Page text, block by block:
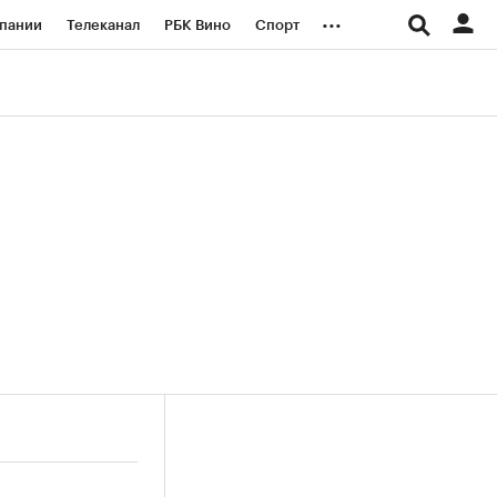
Телеканал РБК Вино Спорт ...